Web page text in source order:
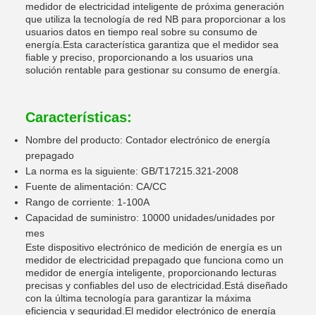
medidor de electricidad inteligente de próxima generación
que utiliza la tecnología de red NB para proporcionar a los
usuarios datos en tiempo real sobre su consumo de
energía.Esta característica garantiza que el medidor sea
fiable y preciso, proporcionando a los usuarios una
solución rentable para gestionar su consumo de energía.
Características:
Nombre del producto: Contador electrónico de energía
prepagado
La norma es la siguiente: GB/T17215.321-2008
Fuente de alimentación: CA/CC
Rango de corriente: 1-100A
Capacidad de suministro: 10000 unidades/unidades por
mes
Este dispositivo electrónico de medición de energía es un
medidor de electricidad prepagado que funciona como un
medidor de energía inteligente, proporcionando lecturas
precisas y confiables del uso de electricidad.Está diseñado
con la última tecnología para garantizar la máxima
eficiencia y seguridad.El medidor electrónico de energía